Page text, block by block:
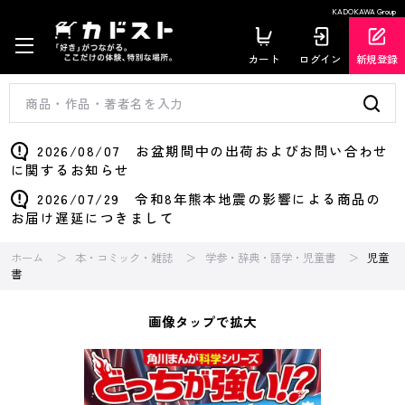
KADOKAWA Group
カート ログイン 新規登録
2026/08/07 お盆期間中の出荷およびお問い合わせ
に関するお知らせ
2026/07/29 令和8年熊本地震の影響による商品の
お届け遅延につきまして
ホーム 本・コミック・雑誌 学参・辞典・語学・児童書
児童
書
画像タップで拡大